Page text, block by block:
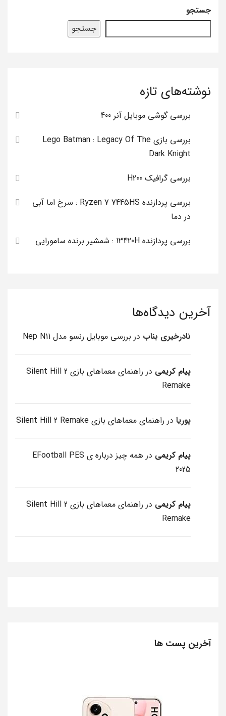
جستجو
جستجو
نوشته‌های تازه
بررسی گوشی موبایل آنر 400
بررسی بازی Lego Batman : Legacy Of The
Dark Knight
بررسی گرافیک H200
بررسی پردازنده Ryzen 7 7445HS : سرخ اما آبی
در دما
بررسی پردازنده 13420H : شمشیر برنده سامورایی
آخرین دیدگاه‌ها
نادرخیری بناب در بررسی موبایل رنسو مدل Nep N11
پیام کریمی در
راهنمای معماهای بازی Silent Hill 2
Remake
پوریا در راهنمای معماهای بازی Silent Hill 2 Remake
پیام کریمی در
همه چیز درباره ی EFootball PES
2025
پیام کریمی در
راهنمای معماهای بازی Silent Hill 2
Remake
آخرین پست ها